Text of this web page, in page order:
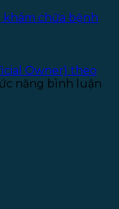
Đợt
khám chữa bệnh
Owner) theo
năng bình luận